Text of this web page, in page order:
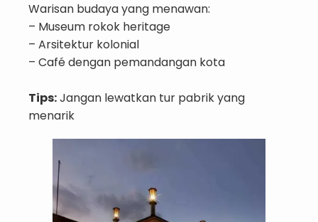
Warisan budaya yang menawan:
– Museum rokok heritage
– Arsitektur kolonial
– Café dengan pemandangan kota
Tips:Jangan lewatkan tur pabrik yang
menarik